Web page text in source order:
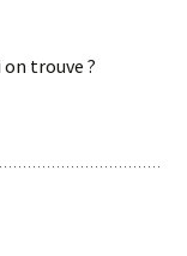
on trouve ?